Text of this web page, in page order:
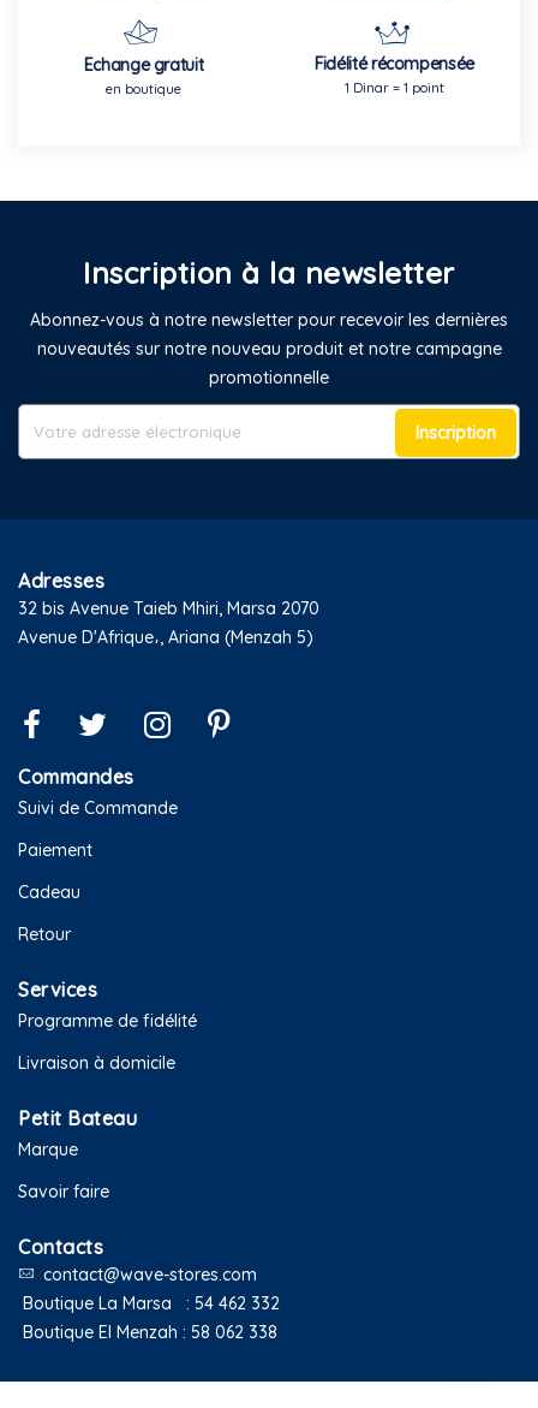
Echange gratuit
en boutique
Fidélité récompensée
1 Dinar = 1 point
Inscription à la newsletter
Abonnez-vous à notre newsletter pour recevoir les dernières
nouveautés sur notre nouveau produit et notre campagne
promotionnelle
Inscription
Adresses
32 bis Avenue Taieb Mhiri, Marsa 2070
Avenue D'Afrique،, Ariana (Menzah 5)
Commandes
Suivi de Commande
Paiement
Cadeau
Retour
Services
Programme de fidélité
Livraison à domicile
Petit Bateau
Marque
Savoir faire
Contacts
contact@wave-stores.com
Boutique La Marsa : 54 462 332
Boutique El Menzah : 58 062 338